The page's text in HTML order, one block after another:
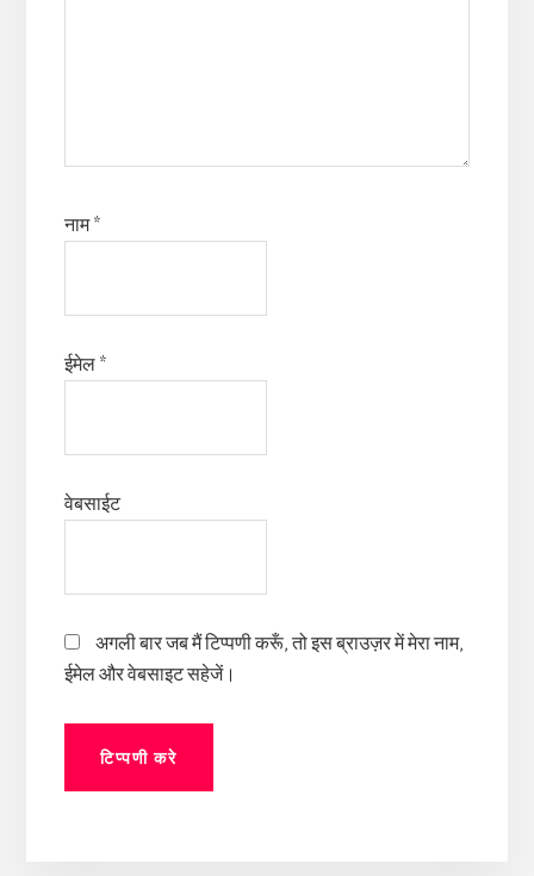
नाम*
ईमेल *
वेबसाईट
अगली बार जब मैं टिप्पणी करूँ, तो इस ब्राउज़र में मेरा नाम,
ईमेल और वेबसाइट सहेजें।